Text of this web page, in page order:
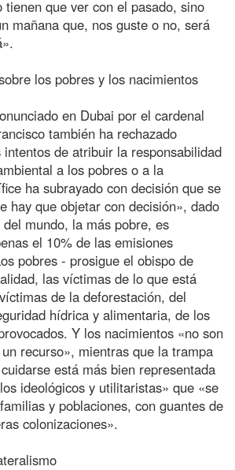
tienen que ver con el pasado, sino
mañana que, nos guste o no, será
los pobres y los nacimientos
en Dubai por el cardenal
también ha rechazado
de atribuir la responsabilidad
a los pobres o a la
ha subrayado con decisión que se
hay que objetar con decisión», dado
mundo, la más pobre, es
el 10% de las emisiones
pobres - prosigue el obispo de
las víctimas de lo que está
de la deforestación, del
hídrica y alimentaria, de los
Y los nacimientos «no son
recurso», mientras que la trampa
está más bien representada
ideológicos y utilitaristas» que «se
y poblaciones, con guantes de
colonizaciones».